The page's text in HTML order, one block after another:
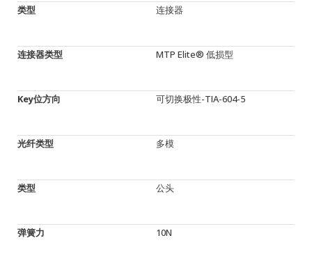
类型 连接器
连接器类型 MTP Elite® 低损型
Key位方向 可切换极性-TIA-604-5
光纤类型 多模
类型 公头
弹簧力 10N